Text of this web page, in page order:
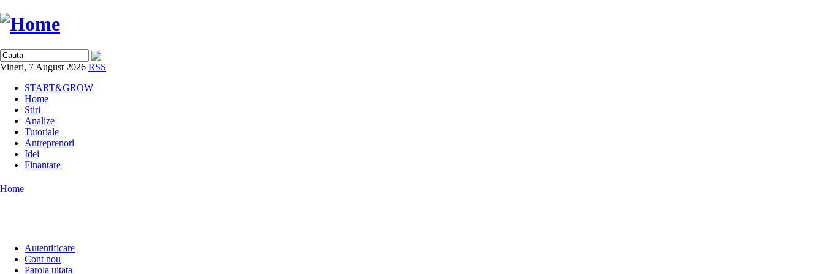
Vineri, 7 August 2026 RSS
START&GROW
Home
Stiri
Analize
Tutoriale
Antreprenori
Idei
Finantare
Home
Autentificare
Cont nou
Parola uitata